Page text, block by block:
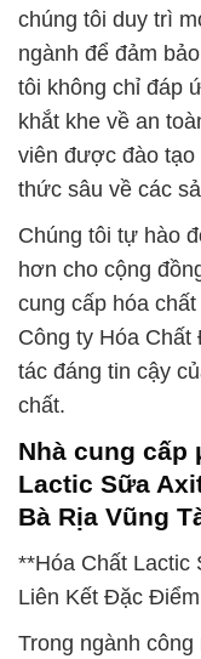
chúng tôi duy trì
ngành để đảm
tôi không chỉ đáp
khắt khe về an
viên được đào
thức sâu về các
Chúng tôi tự hào
hơn cho cộng
cung cấp hóa
Công ty Hóa
tác đáng tin cậy
chất.
Nhà cung cấp
Lactic Sữa
Bà Rịa Vũng
**Hóa Chất Lactic
Liên Kết Đặc
Trong ngành